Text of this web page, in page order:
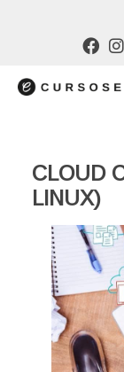
CLOUD
LINUX)